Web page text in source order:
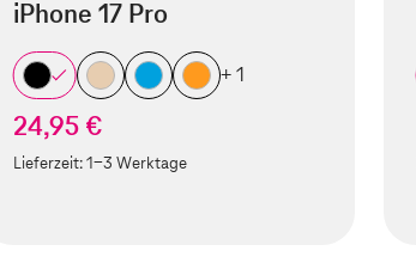
iPhone 17 Pro
+ 1
24,95 €
Lieferzeit:1-3 Werktage